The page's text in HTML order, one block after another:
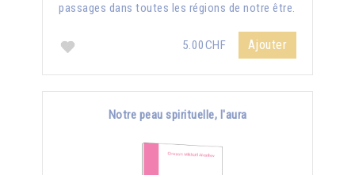
passages dans toutes les régions de notre être.
5.00CHF Ajouter
Notre peau spirituelle, l'aura